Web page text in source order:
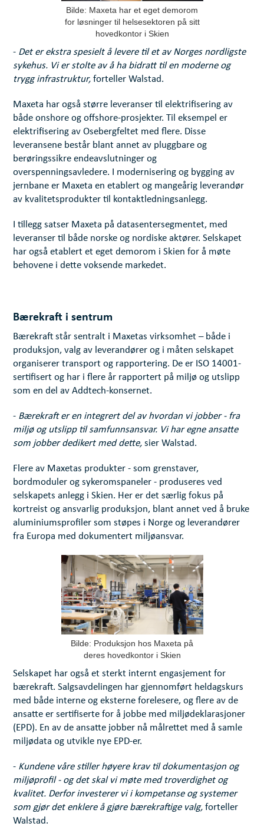
Bilde: Maxeta har et eget demorom
for løsninger til helsesektoren på sitt
hovedkontor i Skien
- Det er ekstra spesielt å levere til et av Norges nordligste
sykehus. Vi er stolte av å ha bidratt til en moderne og
trygg infrastruktur, forteller Walstad.
Maxeta har også større leveranser til elektrifisering av
både onshore og offshore-prosjekter. Til eksempel er
elektrifisering av Osebergfeltet med flere. Disse
leveransene består blant annet av pluggbare og
berøringssikre endeavslutninger og
overspenningsavledere. I modernisering og bygging av
jernbane er Maxeta en etablert og mangeårig leverandør
av kvalitetsprodukter til kontaktledningsanlegg.
I tillegg satser Maxeta på datasentersegmentet, med
leveranser til både norske og nordiske aktører. Selskapet
har også etablert et eget demorom i Skien for å møte
behovene i dette voksende markedet.
Bærekraft i sentrum
Bærekraft står sentralt i Maxetas virksomhet – både i
produksjon, valg av leverandører og i måten selskapet
organiserer transport og rapportering. De er ISO 14001-
sertifisert og har i flere år rapportert på miljø og utslipp
som en del av Addtech-konsernet.
- Bærekraft er en integrert del av hvordan vi jobber - fra
miljø og utslipp til samfunnsansvar. Vi har egne ansatte
som jobber dedikert med dette,sier Walstad.
Flere av Maxetas produkter - som grenstaver,
bordmoduler og sykeromspaneler - produseres ved
selskapets anlegg i Skien. Her er det særlig fokus på
kortreist og ansvarlig produksjon, blant annet ved å bruke
aluminiumsprofiler som støpes i Norge og leverandører
fra Europa med dokumentert miljøansvar.
Bilde: Produksjon hos Maxeta på
deres hovedkontor i Skien
Selskapet har også et sterkt internt engasjement for
bærekraft. Salgsavdelingen har gjennomført heldagskurs
med både interne og eksterne forelesere, og flere av de
ansatte er sertifiserte for å jobbe med miljødeklarasjoner
(EPD). En av de ansatte jobber nå målrettet med å samle
miljødata og utvikle nye EPD-er.
- Kundene våre stiller høyere krav til dokumentasjon og
miljøprofil - og det skal vi møte med troverdighet og
kvalitet. Derfor investerer vi i kompetanse og systemer
som gjør det enklere å gjøre bærekraftige valg,forteller
Walstad.